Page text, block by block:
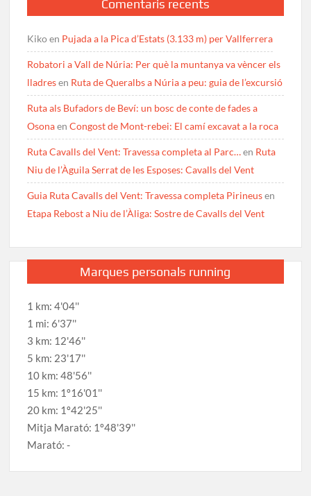
Comentaris recents
Kikoen Pujada a la Pica d’Estats (3.133 m) per Vallferrera
Robatori a Vall de Núria: Per què la muntanya va vèncer els
lladresen Ruta de Queralbs a Núria a peu: guia de l’excursió
Ruta als Bufadors de Beví: un bosc de conte de fades a
OsonaenCongost de Mont-rebei: El camí excavat a la roca
Ruta Cavalls del Vent: Travessa completa al Parc…en Ruta
Niu de l’Àguila Serrat de les Esposes: Cavalls del Vent
Guia Ruta Cavalls del Vent: Travessa completa Pirineusen
Etapa Rebost a Niu de l’Àliga: Sostre de Cavalls del Vent
Marques personals running
1 km: 4'04''
1 mi: 6'37''
3 km: 12'46''
5 km: 23'17''
10 km: 48'56''
15 km: 1º16'01''
20 km: 1º42'25''
Mitja Marató: 1º48'39''
Marató: -